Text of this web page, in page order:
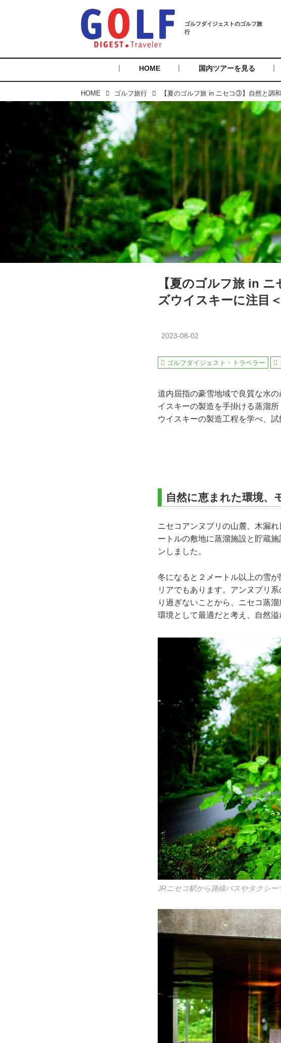
HOME 国内ツアーを見る
HOME ゴルフ旅行
【夏のゴルフ旅 in
ズウイスキーに注目
2023-08-02
ゴルフダイジェスト・トラベラー
道内屈指の豪雪地域で良質な水
イスキーの製造を手掛ける蒸溜
ウイスキーの製造工程を学べ、
自然に恵まれた環境、
ニセコアンヌプリの山麓、木漏
ートルの敷地に蒸溜施設と貯蔵
ンしました。
冬になると２メートル以上の雪
リアでもあります。アンヌプリ
り過ぎないことから、ニセコ蒸
環境として最適だと考え、自然
JRニセコ駅から路線バスやタクシー